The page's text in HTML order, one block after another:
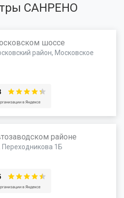
САНРЕНО
шоссе
район, Московское
районе
Переходникова 1Б